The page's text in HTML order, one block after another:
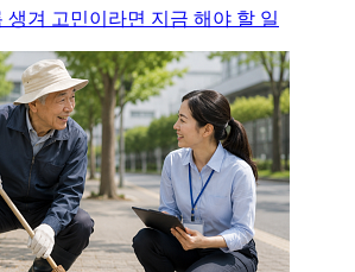
생겨 고민이라면 지금 해야 할 일